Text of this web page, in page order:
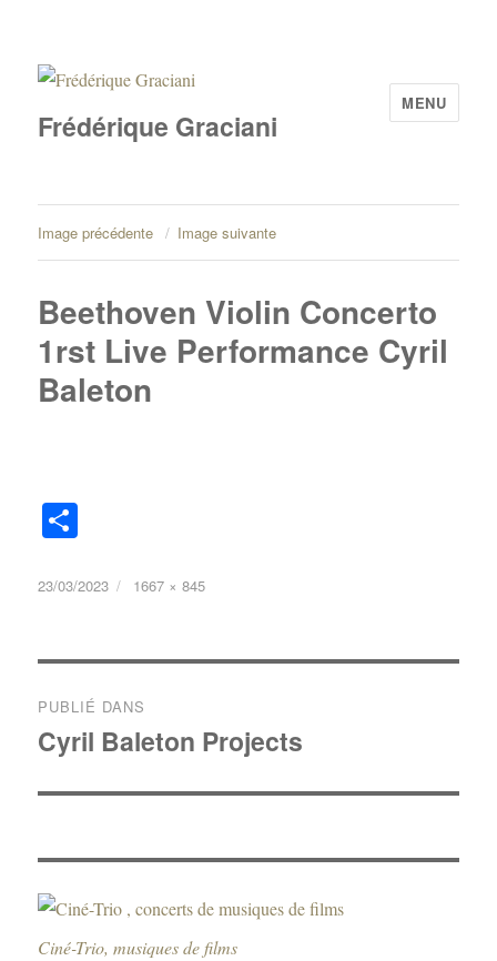
Frédérique Graciani
MENU
Image précédente Image suivante
Beethoven Violin Concerto
1rst Live Performance Cyril
Baleton
ag
23/03/2023 1667 × 845
PUBLIÉ DANS
Cyril Baleton Projects
Ciné-Trio, musiques de films